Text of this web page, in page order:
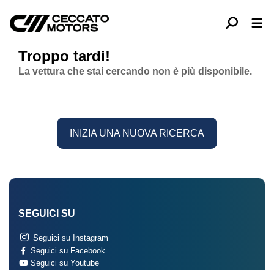
Troppo tardi!
La vettura che stai cercando non è più disponibile.
INIZIA UNA NUOVA RICERCA
SEGUICI SU
Seguici su Instagram
Seguici su Facebook
Seguici su Youtube